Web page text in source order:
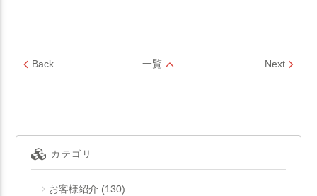
Back 一覧 Next
カテゴリ
お客様紹介 (130)